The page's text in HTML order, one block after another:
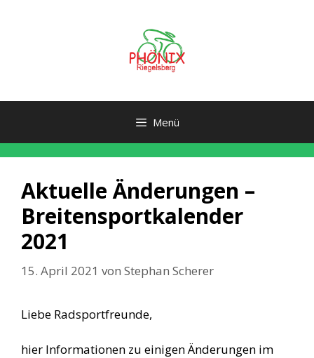
Menü
Aktuelle Änderungen –
Breitensportkalender
2021
15. April 2021 von Stephan Scherer
Liebe Radsportfreunde,
hier Informationen zu einigen Änderungen im